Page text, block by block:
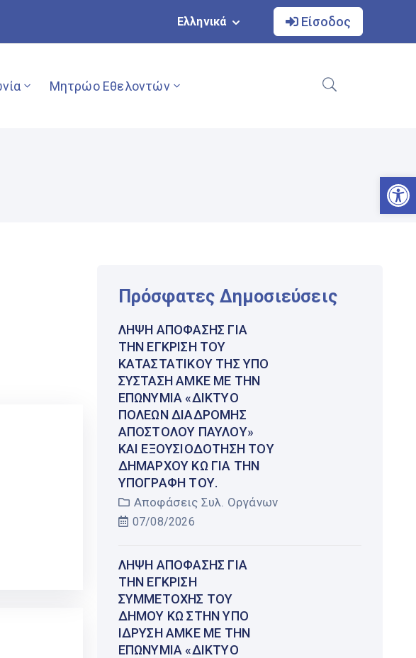
Ελληνικά Είσοδος
Μητρώο Εθελοντών
Πρόσφατες Δημοσιεύσεις
ΛΉΨΗ ΑΠΌΦΑΣΗΣ ΓΙΑ
ΤΗΝ ΈΓΚΡΙΣΗ ΤΟΥ
ΚΑΤΑΣΤΑΤΙΚΟΎ ΤΗΣ ΥΠΌ
ΣΎΣΤΑΣΗ ΑΜΚΕ ΜΕ ΤΗΝ
ΕΠΩΝΥΜΊΑ «ΔΊΚΤΥΟ
ΠΌΛΕΩΝ ΔΙΑΔΡΟΜΉΣ
ΑΠΟΣΤΌΛΟΥ ΠΑΎΛΟΥ»
ΚΑΙ ΕΞΟΥΣΙΟΔΌΤΗΣΗ ΤΟΥ
ΔΗΜΆΡΧΟΥ ΚΩ ΓΙΑ ΤΗΝ
ΥΠΟΓΡΑΦΉ ΤΟΥ.
Αποφάσεις Συλ. Οργάνων
07/08/2026
ΛΉΨΗ ΑΠΌΦΑΣΗΣ ΓΙΑ
ΤΗΝ ΈΓΚΡΙΣΗ
ΣΥΜΜΕΤΟΧΉΣ ΤΟΥ
ΔΉΜΟΥ ΚΩ ΣΤΗΝ ΥΠΌ
ΊΔΡΥΣΗ ΑΜΚΕ ΜΕ ΤΗΝ
ΕΠΩΝΥΜΊΑ «ΔΊΚΤΥΟ